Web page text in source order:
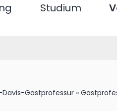
Studium
Gastprofessur »